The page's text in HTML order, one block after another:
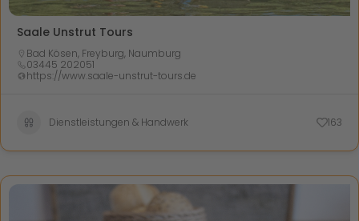
Saale Unstrut Tours
Bad Kösen, Freyburg, Naumburg
03445 202051
https://www.saale-unstrut-tours.de
Dienstleistungen & Handwerk 163